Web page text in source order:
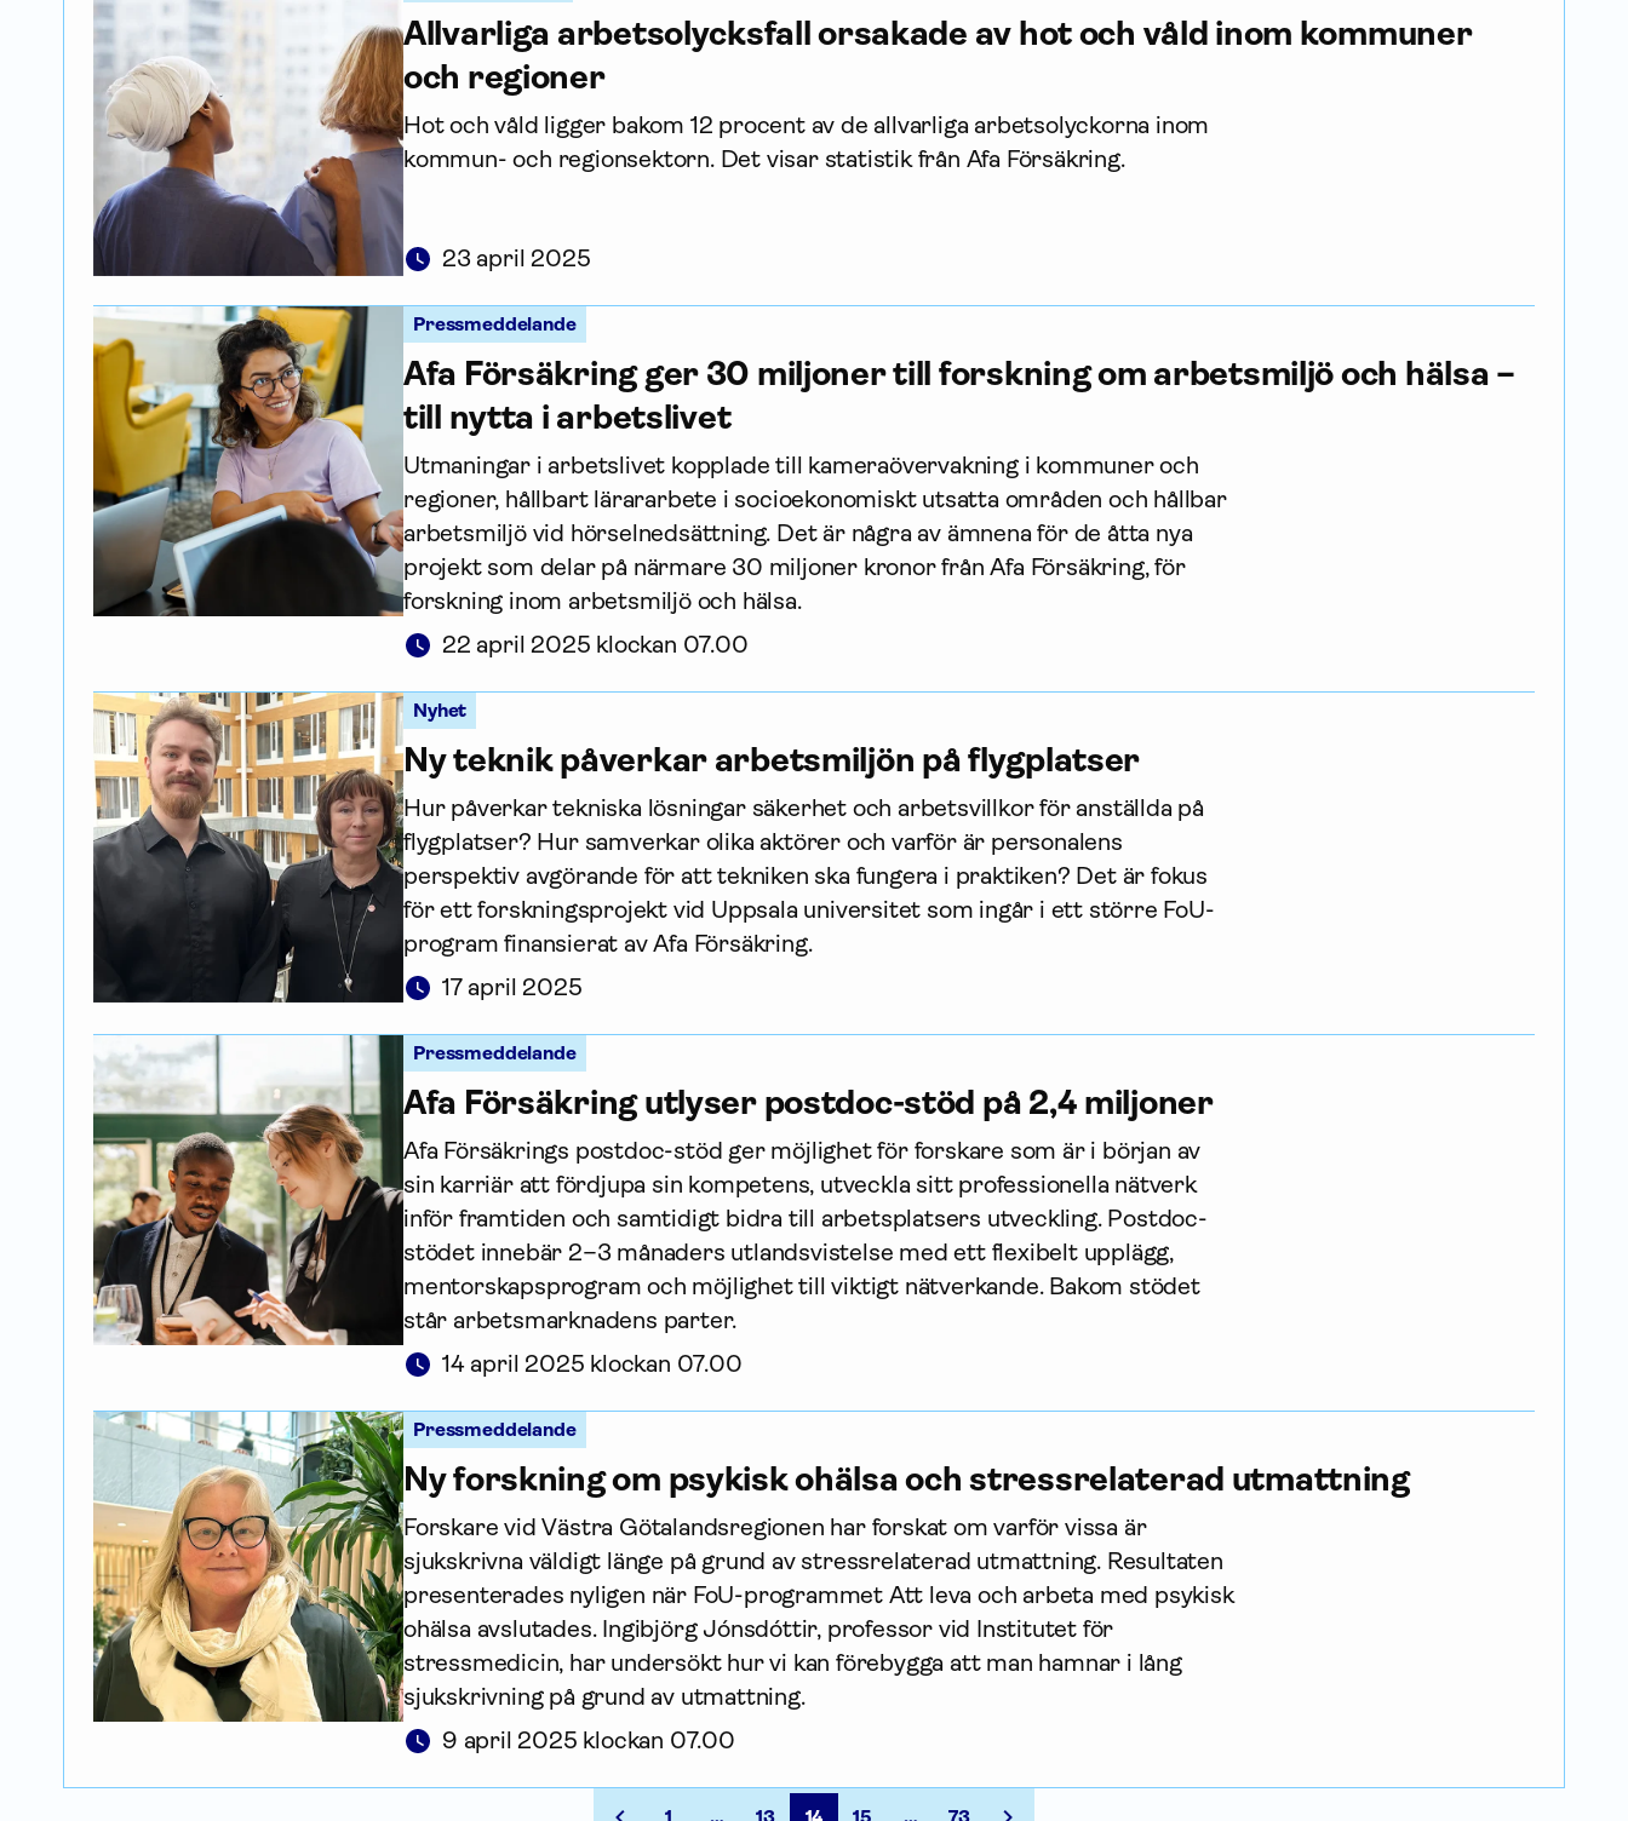
Allvarliga arbetsolycksfall orsakade av hot och våld inom kommuner
och regioner
Hot och våld ligger bakom 12 procent av de allvarliga arbetsolyckorna inom
kommun- och regionsektorn. Det visar statistik från Afa För­säkring.
23 april 2025
Pressmeddelande
Afa För­säkring ger 30 miljoner till forskning om arbetsmiljö och hälsa –
till nytta i arbetslivet
Utmaningar i arbetslivet kopplade till kameraövervakning i kommuner och
regioner, hållbart lärararbete i socioekonomiskt utsatta områden och hållbar
arbetsmiljö vid hörselnedsättning. Det är några av ämnena för de åtta nya
projekt som delar på närmare 30 miljoner kronor från Afa För­säkring, för
forskning inom arbetsmiljö och hälsa.
22 april 2025 klockan 07.00
Nyhet
Ny teknik påverkar arbetsmiljön på flygplatser
Hur påverkar tekniska lösningar säkerhet och arbetsvillkor för anställda på
flygplatser? Hur samverkar olika aktörer och varför är personalens
perspektiv avgörande för att tekniken ska fungera i praktiken? Det är fokus
för ett forsknings­projekt vid Uppsala universitet som ingår i ett större FoU-
program finansierat av Afa För­säkring.
17 april 2025
Pressmeddelande
Afa För­säkring utlyser postdoc-stöd på 2,4 miljoner
Afa Försäkrings postdoc-stöd ger möjlighet för forskare som är i början av
sin karriär att fördjupa sin kompetens, utveckla sitt profes­sionella nätverk
inför framtiden och samtidigt bidra till arbetsplatsers utveckling. Postdoc-
stödet innebär 2–3 månaders utlandsvistelse med ett flexibelt upplägg,
mentorskapsprogram och möjlighet till viktigt nätverkande. Bakom stödet
står arbets­marknadens parter.
14 april 2025 klockan 07.00
Pressmeddelande
Ny forskning om psykisk ohälsa och stressrelaterad utmattning
Forskare vid Västra Götalandsregionen har forskat om varför vissa är
sjukskrivna väldigt länge på grund av stressrelaterad utmattning. Resultaten
presenterades nyligen när FoU-programmet Att leva och arbeta med psykisk
ohälsa avslutades. Ingibjörg Jónsdóttir, professor vid Institutet för
stressmedicin, har undersökt hur vi kan förebygga att man hamnar i lång
sjukskrivning på grund av utmattning.
9 april 2025 klockan 07.00